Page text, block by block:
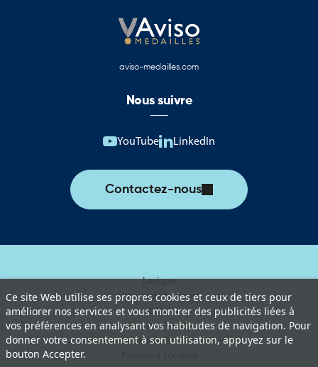
Ce site Web utilise ses propres cookies et ceux de tiers pour
améliorer nos services et vous montrer des publicités liées à
vos préférences en analysant vos habitudes de navigation. Pour
donner votre consentement à son utilisation, appuyez sur le
bouton Accepter.
aviso-medailles.com
Nous suivre
YouTube LinkedIn
Contactez-nous
Lexique
Livraison et retours
C.G.V
Mentions légales
Politique de protection des données